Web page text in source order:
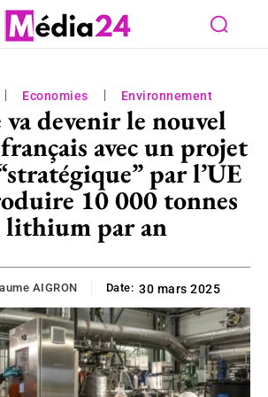
Economies Environnement
va devenir le nouvel
avec un projet
par l’UE
10 000 tonnes
lithium par an
AIGRON Date: 30 mars 2025